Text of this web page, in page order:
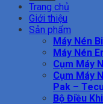
Trang chủ
Giới thiệu
Sản phẩm
Máy Nén
Máy Nén
Cụm Máy
Cụm Máy
Pak –
Bộ Điều